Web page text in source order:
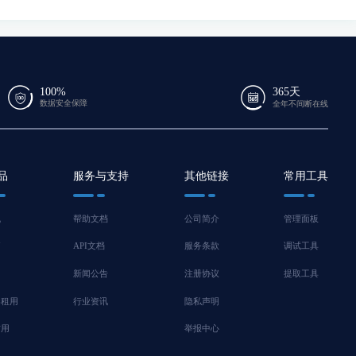
100%
数据安全保障
365天
全年不间断在线
用
服务与支持
帮助文档
API文档
新闻公告
行业资讯
其他链接
公司简介
服务条款
注册协议
隐私声明
举报中心
常用工具
管理面板
调试工具
提取工具